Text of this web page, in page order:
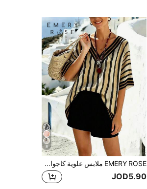
8
EMERY ROSE ملابس علوية كاجوال بأكمام قصيرة فضفاض بياقة على شكل حرف V مطبوع بخطوط عتيق، غطاء للشاطئ للنساء، صيفي، مقاسات كبيرة
JOD5.90